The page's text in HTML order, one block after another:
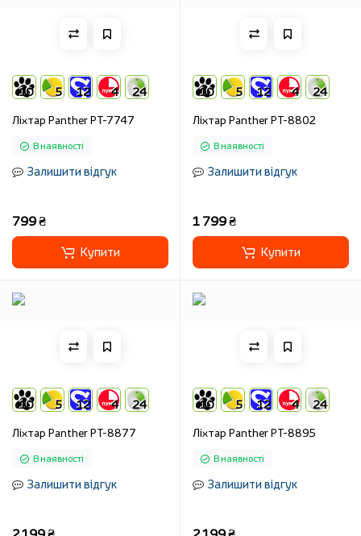
10 5 12 4 24
Ліхтар Panther PT-7747
В наявності
Залишити відгук
799 ₴
Купити
10 5 12 4 24
Ліхтар Panther PT-8802
В наявності
Залишити відгук
1 799 ₴
Купити
10 5 12 4 24
Ліхтар Panther PT-8877
В наявності
Залишити відгук
10 5 12 4 24
Ліхтар Panther PT-8895
В наявності
Залишити відгук